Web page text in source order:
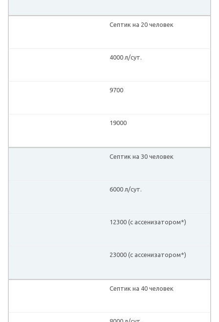
Септик на 20 человек
4000 л/сут.
9700
19000
Септик на 30 человек
6000 л/сут.
12300 (с ассенизатором*)
23000 (с ассенизатором*)
Септик на 40 человек